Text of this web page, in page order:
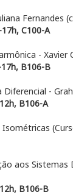
Fernandes
C100-A
- Xavier
B106-B
Diferencial -
B106-A
aos
B106-B